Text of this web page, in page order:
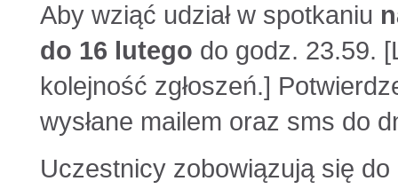
Aby wziąć udział w spotkaniu
do 16 lutego do godz. 23.59.
kolejność zgłoszeń.]
wysłane mailem oraz sms do
Uczestnicy zobowiązują się